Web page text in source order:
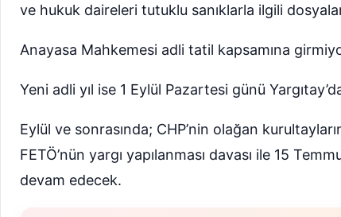
ve hukuk daireleri tutuklu sanıklarla ilgili
Anayasa Mahkemesi adli tatil kapsamına
Yeni adli yıl ise 1 Eylül Pazartesi günü
Eylül ve sonrasında; CHP’nin olağan
FETÖ’nün yargı yapılanması davası ile 15
devam edecek.